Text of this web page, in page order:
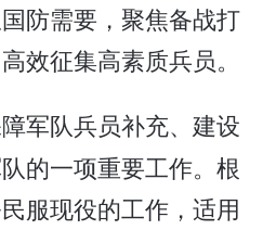
防需要，聚焦备战打
效征集高素质兵员。
军队兵员补充、建设
的一项重要工作。根
服现役的工作，适用